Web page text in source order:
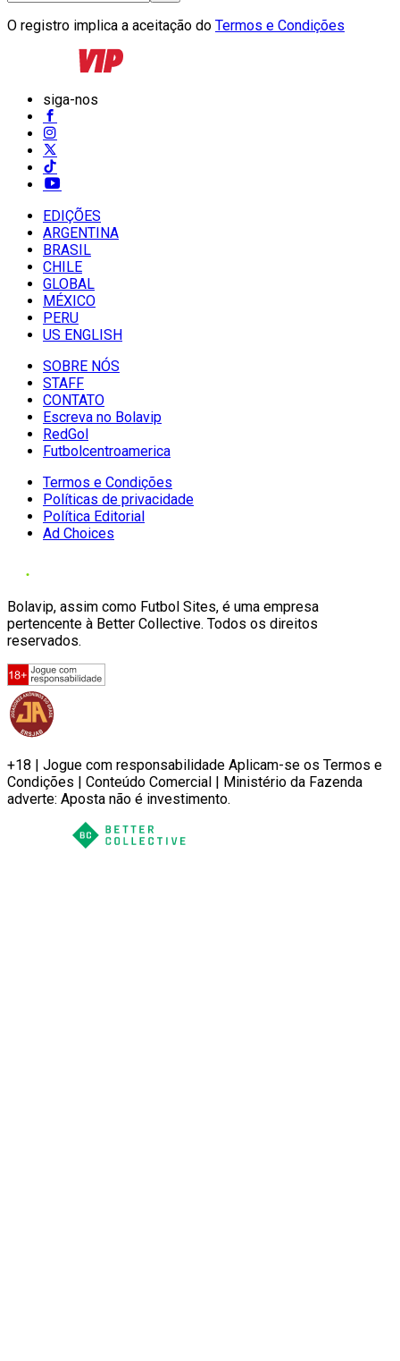
O registro implica a aceitação do Termos e Condições
siga-nos
EDIÇÕES
ARGENTINA
BRASIL
CHILE
GLOBAL
MÉXICO
PERU
US ENGLISH
SOBRE NÓS
STAFF
CONTATO
Escreva no Bolavip
RedGol
Futbolcentroamerica
Termos e Condições
Políticas de privacidade
Política Editorial
Ad Choices
Bolavip, assim como Futbol Sites, é uma empresa
pertencente à Better Collective. Todos os direitos
reservados.
+18 | Jogue com responsabilidade Aplicam-se os Termos e
Condições | Conteúdo Comercial | Ministério da Fazenda
adverte: Aposta não é investimento.